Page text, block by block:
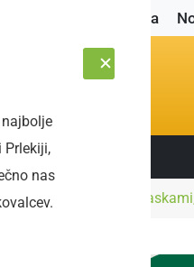
Naslovnica
nam:
Prlekiji,
nas
Učitelji ves čas z